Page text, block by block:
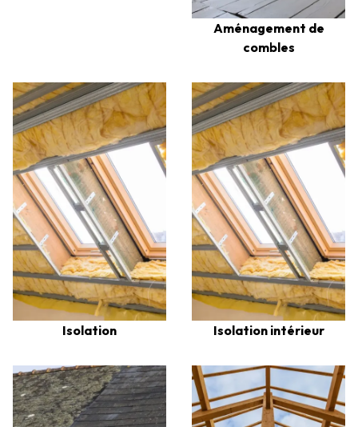
Aménagement de
combles
Isolation Isolation intérieur